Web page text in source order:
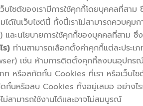
ว็บไซต์ของเรามีการใช้คุกกี้โดยบุคคลที่สา
ได้ในเว็บไซต์นี้ ทั้งนี้เราไม่สามารถควบ
ะนโยบายการใช้คุกกี้ของบุคคลที่สาม ซึ่
ร) ท่านสามารถเลือกตั้งค่าคุกกี้แต่ละประ
เช่น ห้ามการติดตั้งคุกกี้ลงบนอุปก
หรือสกัดกั้น Cookies ที่เรา หรือเว็บ
นหรือลบ Cookies ทิ้งอยู่เสมอ อย่าง
ม่สามารถใช้งานได้และอาจไม่สมบูรณ์